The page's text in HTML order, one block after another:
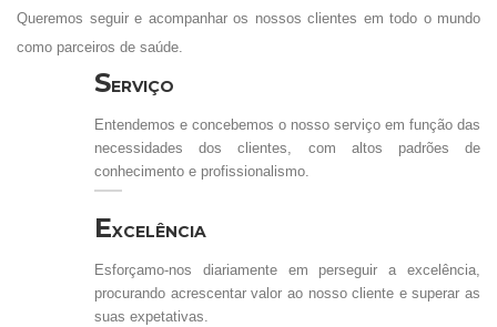
Queremos seguir e acompanhar os nossos clientes em todo o mundo
como parceiros de saúde.
SERVIÇO
Entendemos e concebemos o nosso serviço em função das
necessidades dos clientes, com altos padrões de
conhecimento e profissionalismo.
EXCELÊNCIA
Esforçamo-nos diariamente em perseguir a excelência,
procurando acrescentar valor ao nosso cliente e superar as
suas expetativas.